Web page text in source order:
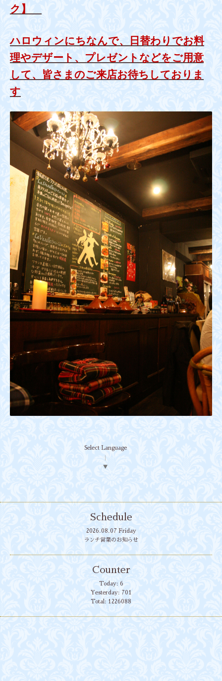
ク】
ハロウィンにちなんで、日替わりでお料
理やデザート、プレゼントなどをご用意
して、皆さまのご来店お待ちしておりま
す
Select Language
▼
Schedule
2026.08.07 Friday
ランチ営業のお知らせ
Counter
Today: 6
Yesterday: 701
Total: 1226088